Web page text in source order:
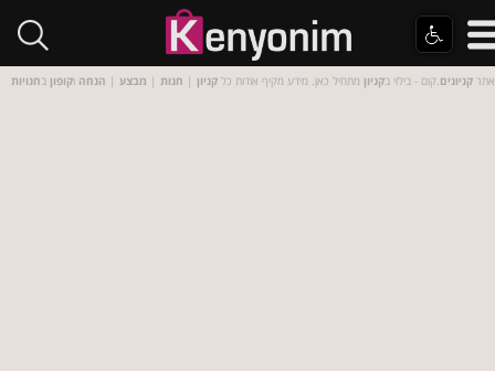
אתר קניונים.קום - בילוי בקניון מתחיל כאן. מידע מקיף אודות כל קניון | חנות | מבצע | הנחה וקופון בחנויות